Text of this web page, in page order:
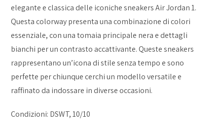
elegante e classica delle iconiche sneakers Air Jordan 1.
Questa colorway presenta una combinazione di colori
essenziale, con una tomaia principale nera e dettagli
bianchi per un contrasto accattivante. Queste sneakers
rappresentano un’icona di stile senza tempo e sono
perfette per chiunque cerchi un modello versatile e
raffinato da indossare in diverse occasioni.
Condizioni: DSWT, 10/10